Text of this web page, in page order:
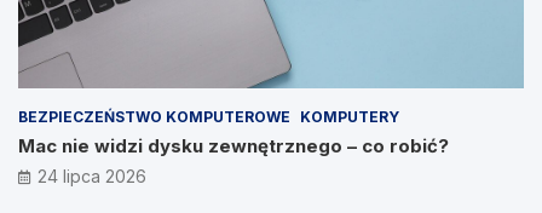
BEZPIECZEŃSTWO KOMPUTEROWE KOMPUTERY
Mac nie widzi dysku zewnętrznego – co robić?
24 lipca 2026